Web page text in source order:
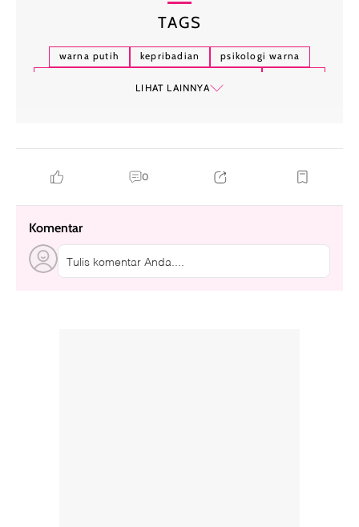
TAGS
warna putih kepribadian
psikologi warna
LIHAT LAINNYA
0
Komentar
Tulis komentar Anda....